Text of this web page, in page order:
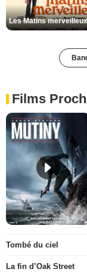
Films
Tombé du ciel
La fin d’Oak Street